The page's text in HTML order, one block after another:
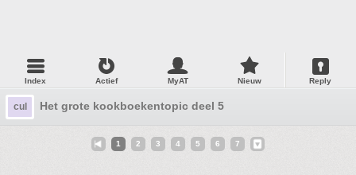
Index Actief MyAT Nieuw Reply
cul Het grote kookboekentopic deel 5
1 2 3 4 5 6 7